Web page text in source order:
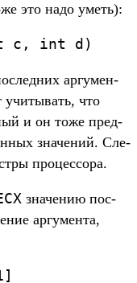
это надо уметь):
c , int d )
аргу­мен­
что
и он тоже пред­
зна­чений. Сле­
про­цес­сора.
зна­чению пос­
аргу­мен­та,
]